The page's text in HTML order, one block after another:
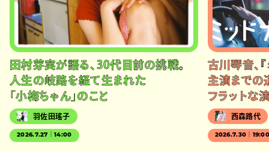
田村芽実が語る、30代目前の挑戦。
人生の岐路を経て生まれた
「小梅ちゃん」のこと
羽佐田瑤子
2026.7.27｜14:00
古川琴音、
主演までの
フラットな
西森路代
2026.7.30｜